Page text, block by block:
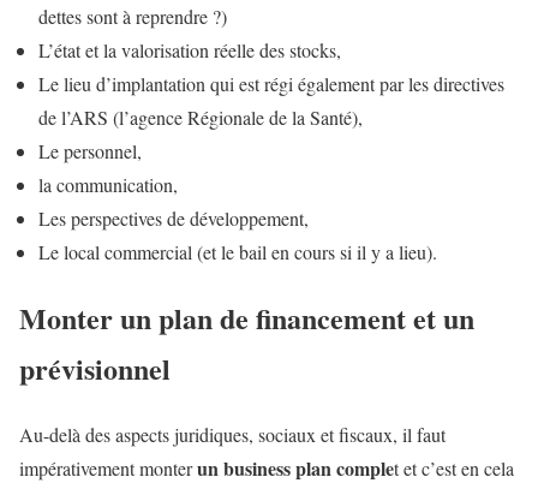
dettes sont à reprendre ?)
L’état et la valorisation réelle des stocks,
Le lieu d’implantation qui est régi également par les directives
de l’ARS (l’agence Régionale de la Santé),
Le personnel,
la communication,
Les perspectives de développement,
Le local commercial (et le bail en cours si il y a lieu).
Monter un plan de financement et un
prévisionnel
Au-delà des aspects juridiques, sociaux et fiscaux, il faut
impérativement monterun business plan complet et c’est en cela